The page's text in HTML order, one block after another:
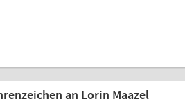
an Lorin Maazel